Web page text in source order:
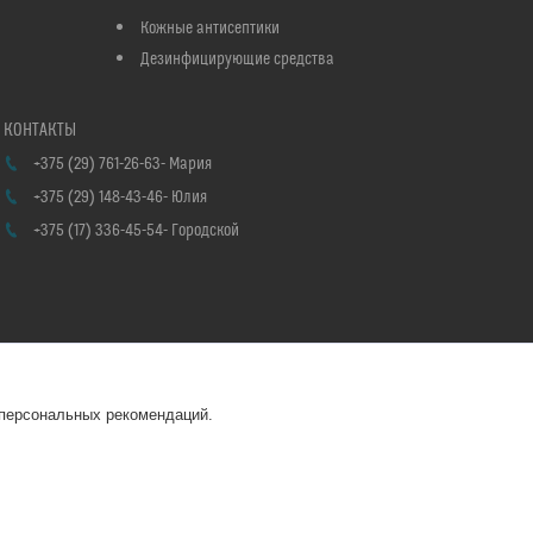
Кожные антисептики
Дезинфицирующие средства
+375 (29) 761-26-63 Мария
+375 (29) 148-43-46 Юлия
+375 (17) 336-45-54 Городской
рекомендаций.